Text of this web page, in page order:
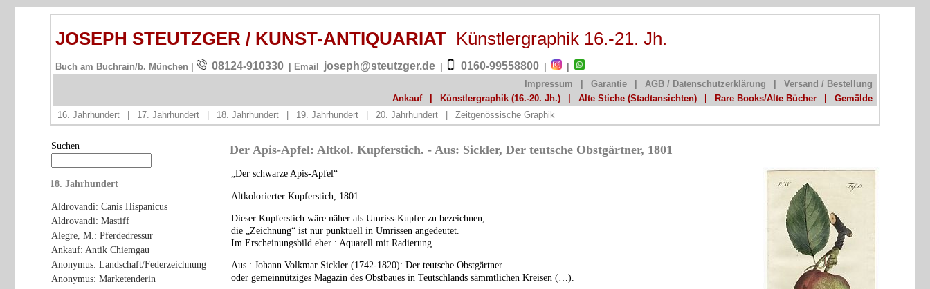
JOSEPH STEUTZGER / KUNST-ANTIQUARIAT Künstlergraphik 16.-21. Jh.
Buch am Buchrain/b. München | 08124-910330 | Email joseph@steutzger.de 0160-99558800
Impressum
Garantie AGB / Datenschutzerklärung
Versand / Bestellung
Ankauf
Künstlergraphik (16.-20. Jh.) Alte Stiche (Stadtansichten) Rare Books/Alte Bücher
Gemälde
16. Jahrhundert
17. Jahrhundert 18. Jahrhundert 19. Jahrhundert 20. Jahrhundert Zeitgenössische Graphik
Suchen
18. Jahrhundert
Aldrovandi: Canis Hispanicus
Aldrovandi: Mastiff
Alegre, M.: Pferdedressur
Ankauf: Antik Chiemgau
Anonymus: Landschaft/Federzeichnung
Anonymus: Marketenderin
Der Apis-Apfel: Altkol. Kupferstich. - Aus: Sickler, Der teutsche Obstgärtner, 1801
„Der schwarze Apis-Apfel“
Altkolorierter Kupferstich, 1801
Dieser Kupferstich wäre näher als Umriss-Kupfer zu bezeichnen;
die „Zeichnung“ ist nur punktuell in Umrissen angedeutet.
Im Erscheinungsbild eher : Aquarell mit Radierung.
Aus : Johann Volkmar Sickler (1742-1820): Der teutsche Obstgärtner
oder gemeinnütziges Magazin des Obstbaues in Teutschlands sämmtlichen Kreisen (…).